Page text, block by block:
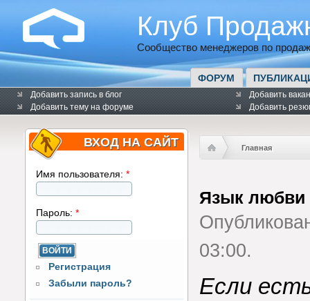
Клуб
Сообщество менеджеров по
ФОРУМ
Добавить запись в блог
Добавить тему на форуме
Добавить
Добавить
ВХОД НА САЙТ
Имя пользователя: *
Пароль: *
Регистрация
Забыли пароль?
Главная
Язык любви
03:00.
Если